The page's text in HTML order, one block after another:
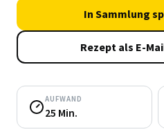
In Sammlung
Rezept als E-
AUFWAND
25 Min.